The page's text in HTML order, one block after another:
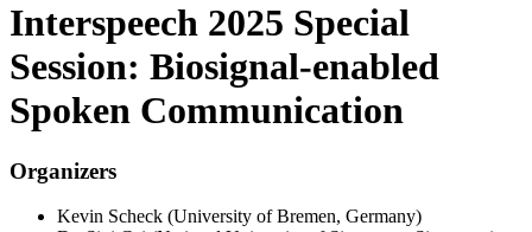
Interspeech 2025 Special
Session: Biosignal-enabled
Spoken Communication
Organizers
Kevin Scheck (University of Bremen, Germany)